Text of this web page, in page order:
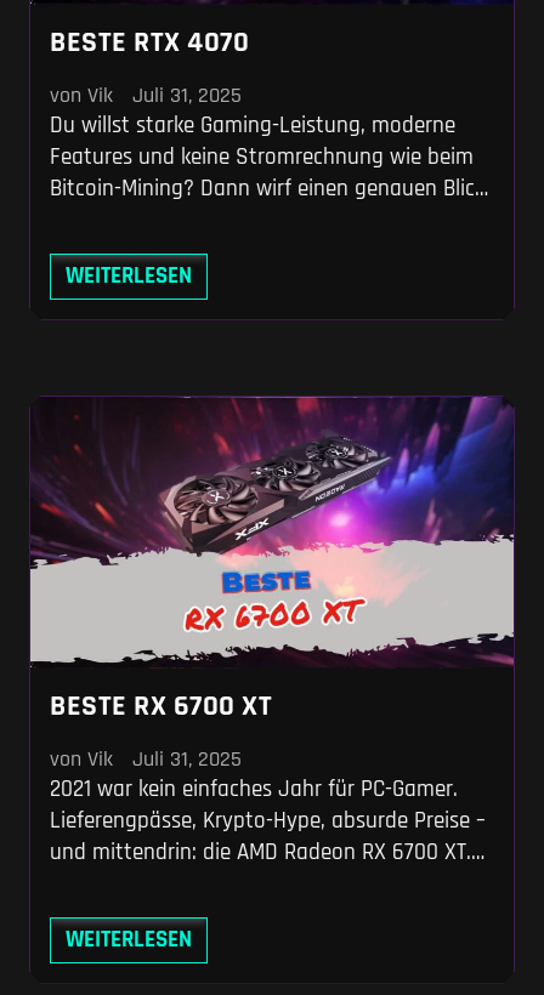
BESTE RTX 4070
von Vik Juli 31, 2025
Du willst starke Gaming-Leistung, moderne
Features und keine Stromrechnung wie beim
Bitcoin-Mining? Dann wirf einen genauen Blick
stille Champion unter den Grafikkarten – nicht
die lauteste, nicht die teuerste, aber eine, die
vieles richtig macht. Mit der RTX 4070
WEITERLESEN
BESTE RX 6700 XT
von Vik Juli 31, 2025
2021 war kein einfaches Jahr für PC-Gamer.
Lieferengpässe, Krypto-Hype, absurde Preise –
und mittendrin: die AMD Radeon RX 6700 XT.
aber nie so richtig ankam. Bis jetzt. Im Jahr
2025 ist das Blatt gewendet. Die RX 6700 XT
hat ihren zweiten Frühling – und zwar völlig zu
WEITERLESEN